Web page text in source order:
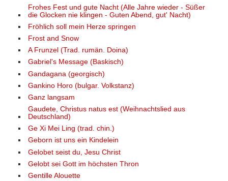
Frohes Fest und gute Nacht (Alle Jahre wieder - Süßer
die Glocken nie klingen - Guten Abend, gut' Nacht)
Fröhlich soll mein Herze springen
Frost and Snow
A Frunzel (Trad. rumän. Doina)
Gabriel's Message (Baskisch)
Gandagana (georgisch)
Gankino Horo (bulgar. Volkstanz)
Ganz langsam
Gaudete, Christus natus est (Weihnachtslied aus
Deutschland)
Ge Xi Mei Ling (trad. chin.)
Geborn ist uns ein Kindelein
Gelobet seist du, Jesu Christ
Gelobt sei Gott im höchsten Thron
Gentille Alouette